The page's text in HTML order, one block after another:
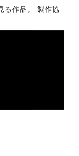
る作品。 製作協